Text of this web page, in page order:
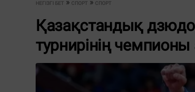
НЕГІЗГІ БЕТ СПОРТ СПОРТ
Қазақстандық
турнирінің